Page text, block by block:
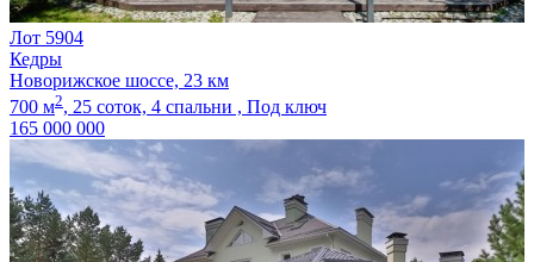
Лот 5904
Кедры
Новорижское шоссе, 23 км
700 м2, 25 соток, 4 спальни , Под ключ
165 000 000